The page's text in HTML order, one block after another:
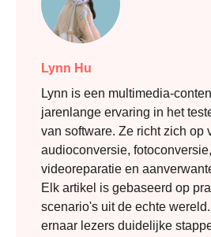
Lynn Hu
Lynn is een multimedia-
jarenlange ervaring in het
van software. Ze richt zich op
audioconversie,
videoreparatie en
Elk artikel is gebaseerd op
scenario's uit de echte
ernaar lezers duidelijke